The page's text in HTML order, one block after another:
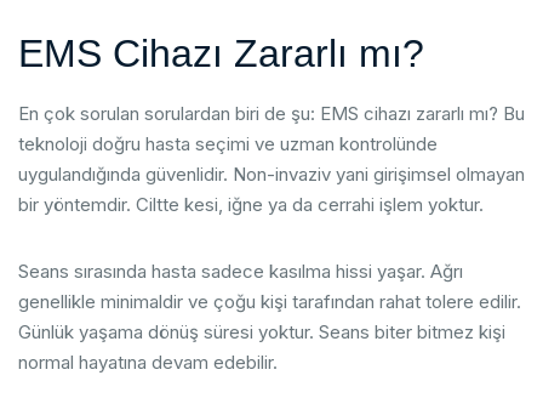
EMS Cihazı Zararlı mı?
En çok sorulan sorulardan biri de şu: EMS cihazı zararlı mı? Bu
teknoloji doğru hasta seçimi ve uzman kontrolünde
uygulandığında güvenlidir. Non-invaziv yani girişimsel olmayan
bir yöntemdir. Ciltte kesi, iğne ya da cerrahi işlem yoktur.
Seans sırasında hasta sadece kasılma hissi yaşar. Ağrı
genellikle minimaldir ve çoğu kişi tarafından rahat tolere edilir.
Günlük yaşama dönüş süresi yoktur. Seans biter bitmez kişi
normal hayatına devam edebilir.